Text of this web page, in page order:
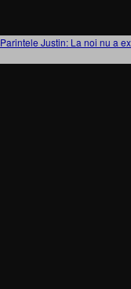
Parintele Justin: La noi nu a